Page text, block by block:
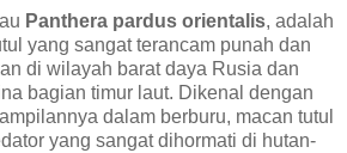
Panthera pardus orientalis, adalah
yang sangat terancam punah dan
di wilayah barat daya Rusia dan
bagian timur laut. Dikenal dengan
dalam berburu, macan tutul
yang sangat dihormati di hutan-